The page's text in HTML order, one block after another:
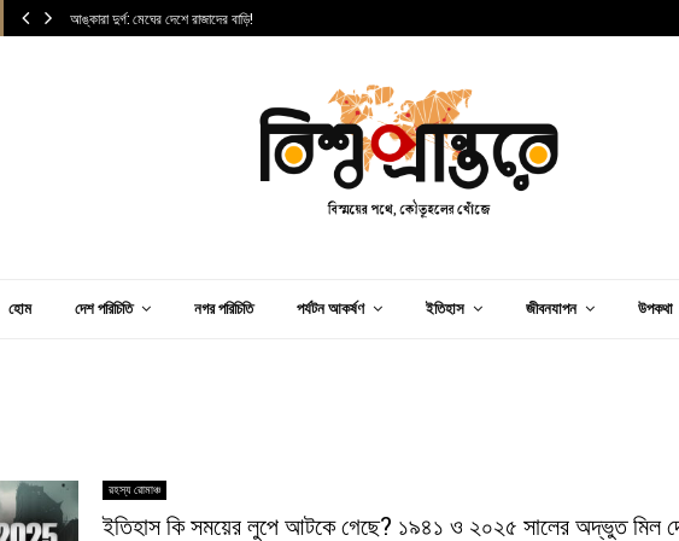
আঙ্কারা দুর্গ: মেঘের দেশে রাজাদের বাড়ি!
হোম দেশ পরিচিতি নগর পরিচিতি পর্যটন আকর্ষণ ইতিহাস জীবনযাপন উপকথা
রহস্য রোমাঞ্চ
ইতিহাস কি সময়ের লুপে আটকে গেছে? ১৯৪১ ও ২০২৫ সালের অদ্ভুত মিল